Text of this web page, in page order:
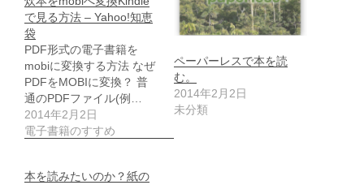
で見る方法 – Yahoo!知恵
袋
PDF形式の電子書籍を
mobiに変換する方法 なぜ
PDFをMOBIに変換？ 普
通のPDFファイル(例…
2014年2月2日
電子書籍のすすめ
ペーパーレスで本を読
む。
2014年2月2日
未分類
本を読みたいのか？紙の